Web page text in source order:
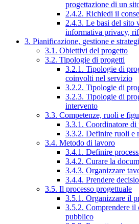
progettazione di un
2.4.2. Richiedi il
2.4.3. Le basi del sito
informativa privacy,
3. Pianificazione, gestione e
3.1. Obiettivi del progetto
3.2. Tipologie di progetti
3.2.1. Tipologie di
coinvolti nel servizio
3.2.2. Tipologie di
3.2.3. Tipologie di
intervento
3.3. Competenze, ruoli e
3.3.1. Coordinatore di
3.3.2. Definire ruoli e
3.4. Metodo di lavoro
3.4.1. Definire
3.4.2. Curare la
3.4.3. Organizzare
3.4.4. Prendere
3.5. Il processo progettuale
3.5.1. Organizzare il
3.5.2. Comprendere il
pubblico